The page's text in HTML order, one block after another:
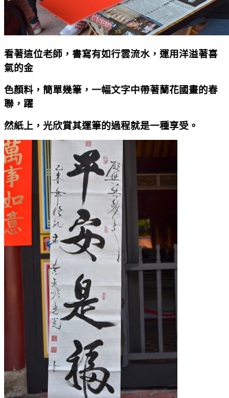
看著這位老師，書寫有如行雲流水，運用洋溢著喜
氣的金
色顏料，簡單幾筆，一幅文字中帶著蘭花國畫的春
聯，躍
然紙上，光欣賞其運筆的過程就是一種享受。